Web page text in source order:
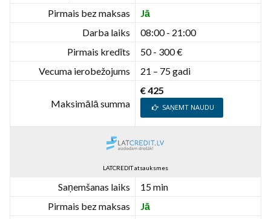
Pirmais bez maksas
Jā
Darba laiks
08:00 - 21:00
Pirmais kredīts
50 - 300 €
Vecuma ierobežojums
21 – 75 gadi
Maksimālā summa
€ 425
SAŅEMT NAUDU
LATCREDIT atsauksmes
Saņemšanas laiks
15 min
Pirmais bez maksas
Jā